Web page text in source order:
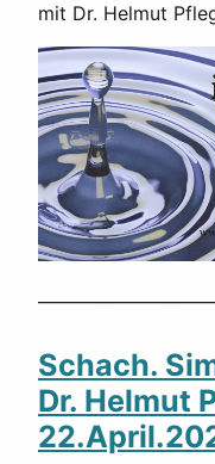
mit Dr. Helmut
Schach.
Dr. Helmut